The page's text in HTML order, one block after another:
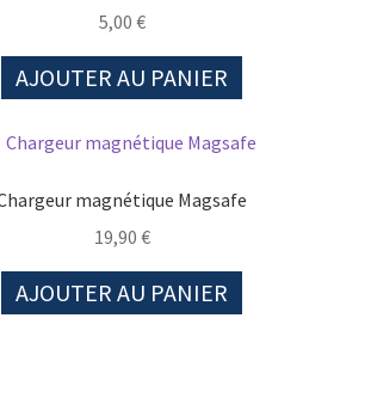
5,00 €
AJOUTER AU PANIER
magnétique Magsafe
19,90 €
AJOUTER AU PANIER